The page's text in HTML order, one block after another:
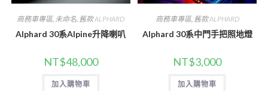
商務車專區, 未命名 舊款 ALPHARD
Alphard 30系Alpine升降喇叭
NT$48,000
加入購物車
商務車專區, 舊款 ALPHARD
Alphard 30系中門手把照地燈
NT$3,000
加入購物車